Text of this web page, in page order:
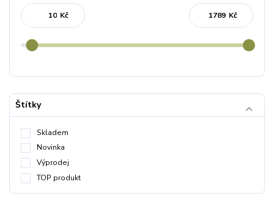
Kč Kč
Štítky
Skladem
Novinka
Výprodej
TOP produkt